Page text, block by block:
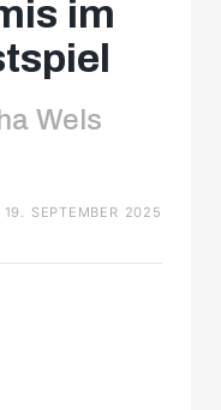
im
Wels
19. SEPTEMBER 2025